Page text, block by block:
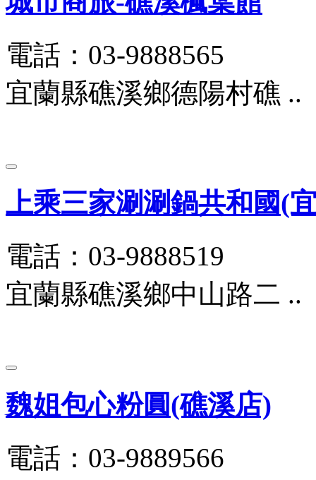
電話：03-9888565
宜蘭縣礁溪鄉德陽村礁 ..
上乘三家涮涮鍋共和國(
電話：03-9888519
宜蘭縣礁溪鄉中山路二 ..
魏姐包心粉圓(礁溪店)
電話：03-9889566